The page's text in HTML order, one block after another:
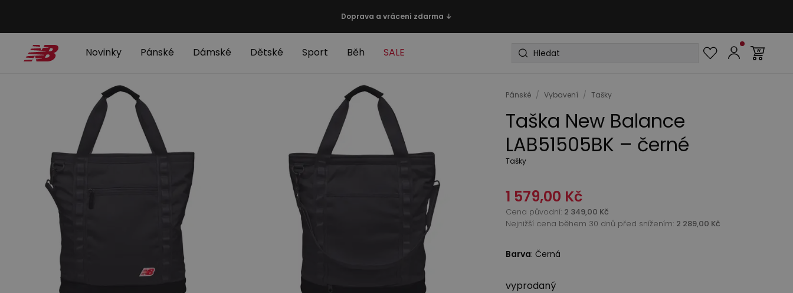
Doprava a vrácení zdarma ↓
Novinky Pánské Dámské Dětské Sport Běh SALE
Pánské / Vybavení / Tašky
Taška New Balance
LAB51505BK – černé
Tašky
1 579,00 Kč
Cena původní: 2 349,00 Kč
Nejnižší cena během 30 dnů před snížením: 2 289,00 Kč
Barva: Černá
vyprodaný